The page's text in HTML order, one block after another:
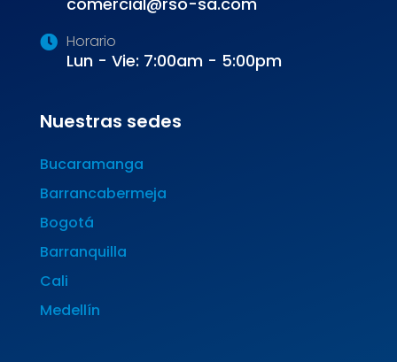
Horario
Lun - Vie: 7:00am - 5:00pm
Nuestras sedes
Bucaramanga
Barrancabermeja
Bogotá
Barranquilla
Cali
Medellín